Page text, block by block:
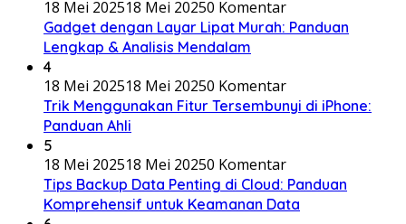
18 Mei 202518 Mei 20250 Komentar
Gadget dengan Layar Lipat Murah: Panduan
Lengkap & Analisis Mendalam
4
18 Mei 202518 Mei 20250 Komentar
Trik Menggunakan Fitur Tersembunyi di iPhone:
Panduan Ahli
5
18 Mei 202518 Mei 20250 Komentar
Tips Backup Data Penting di Cloud: Panduan
Komprehensif untuk Keamanan Data